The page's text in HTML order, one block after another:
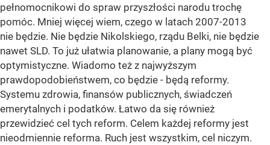
pełnomocnikowi do spraw przyszłości narodu trochę
pomóc. Mniej więcej wiem, czego w latach 2007-2013
nie będzie. Nie będzie Nikolskiego, rządu Belki, nie będzie
nawet SLD. To już ułatwia planowanie, a plany mogą być
optymistyczne. Wiadomo też z najwyższym
prawdopodobieństwem, co będzie - będą reformy.
Systemu zdrowia, finansów publicznych, świadczeń
emerytalnych i podatków. Łatwo da się również
przewidzieć cel tych reform. Celem każdej reformy jest
nieodmiennie reforma. Ruch jest wszystkim, cel niczym.